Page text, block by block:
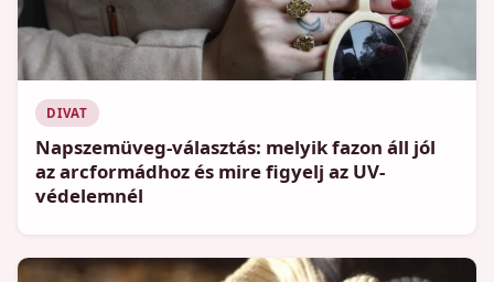
DIVAT
Napszemüveg-választás: melyik fazon áll jól
az arcformádhoz és mire figyelj az UV-
védelemnél